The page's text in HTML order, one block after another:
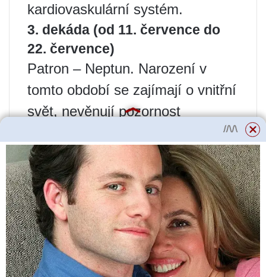
kardiovaskulární systém.
3. dekáda (od 11. července do
22. července)
Patron – Neptun. Narození v
tomto období se zajímají o vnitřní
svět, nevěnují pozornost
vnějšímu prostředí. Žijí ve svém
stvořeném světě.
Raci třetího desetiletí jsou
vynikající řečníci, schopní vést
lidi. Jsou to zdatní manipulátoři a
vždy dosahují svých cílů na úkor
ostatních.